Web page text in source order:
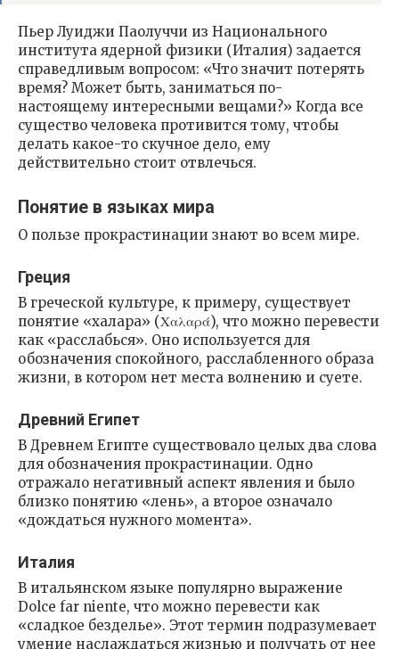
Пьер Луиджи Паолуччи из Национального
института ядерной физики (Италия) задается
справедливым вопросом: «Что значит потерять
время? Может быть, заниматься по-
настоящему интересными вещами?» Когда все
существо человека противится тому, чтобы
делать какое-то скучное дело, ему
действительно стоит отвлечься.
Понятие в языках мира
О пользе прокрастинации знают во всем мире.
Греция
В греческой культуре, к примеру, существует
понятие «халара» (Χαλαρά), что можно перевести
как «расслабься». Оно используется для
обозначения спокойного, расслабленного образа
жизни, в котором нет места волнению и суете.
Древний Египет
В Древнем Египте существовало целых два слова
для обозначения прокрастинации. Одно
отражало негативный аспект явления и было
близко понятию «лень», а второе означало
«дождаться нужного момента».
Италия
В итальянском языке популярно выражение
Dolce far niente, что можно перевести как
«сладкое безделье». Этот термин подразумевает
умение наслаждаться жизнью и получать от нее